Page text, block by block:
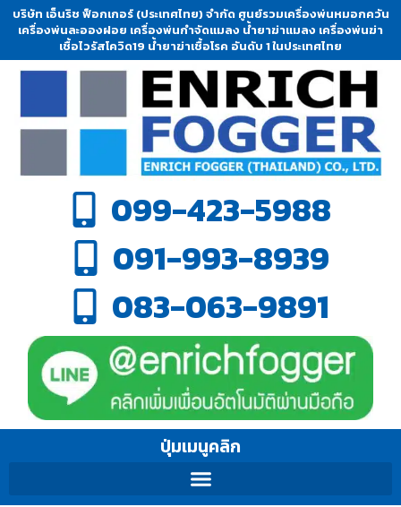
บริษัท เอ็นริช ฟ็อกเกอร์ (ประเทศไทย) จำกัด ศูนย์รวมเครื่องพ่นหมอกควัน
เครื่องพ่นละอองฝอย เครื่องพ่นกำจัดแมลง น้ำยาฆ่าแมลง เครื่องพ่นฆ่า
เชื้อไวรัสโควิด19 น้ำยาฆ่าเชื้อโรค อันดับ 1 ในประเทศไทย
099-423-5988
091-993-8939
083-063-9891
ปุ่มเมนูคลิก